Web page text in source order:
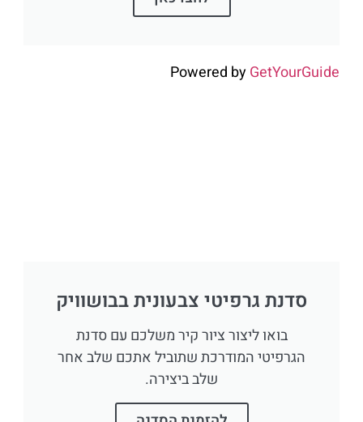
Powered byGetYourGuide
סדנת גרפיטי צבעונית בבושוויק
בואו ליצור ציור קיר משלכם עם סדנת
הגרפיטי המודרכת שתוביל אתכם שלב אחר
שלב ביצירה.